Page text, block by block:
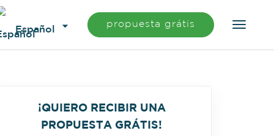
Español
propuesta grátis
¡QUIERO RECIBIR UNA
PROPUESTA GRÁTIS!